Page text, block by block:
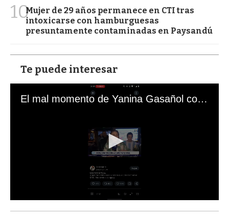
10Mujer de 29 años permanece en CTI tras
intoxicarse con hamburguesas
presuntamente contaminadas en Paysandú
Te puede interesar
El mal momento de Yanina Gasañol con un hincha argentino en "Subrayado"
s